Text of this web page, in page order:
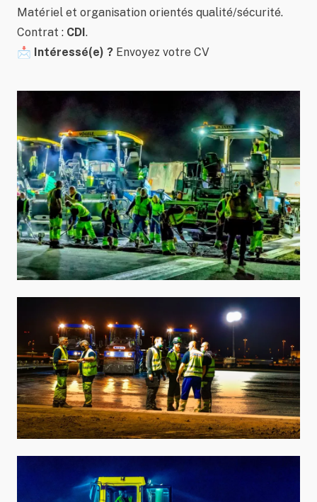
Matériel et organisation orientés qualité/sécurité.
Contrat : CDI.
📩 Intéressé(e) ? Envoyez votre CV